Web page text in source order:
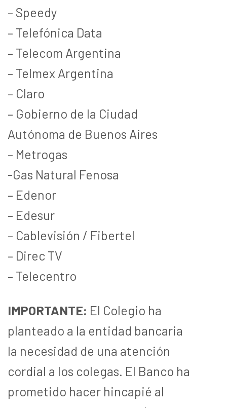
– Speedy
– Telefónica Data
– Telecom Argentina
– Telmex Argentina
– Claro
– Gobierno de la Ciudad
Autónoma de Buenos Aires
– Metrogas
-Gas Natural Fenosa
– Edenor
– Edesur
– Cablevisión / Fibertel
– Direc TV
– Telecentro
IMPORTANTE: El Colegio ha
planteado a la entidad bancaria
la necesidad de una atención
cordial a los colegas. El Banco ha
prometido hacer hincapié al